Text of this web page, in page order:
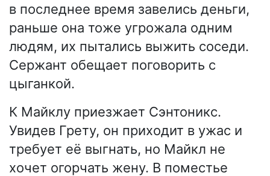
в последнее время завелись деньги,
раньше она тоже угрожала одним
людям, их пытались выжить соседи.
Сержант обещает поговорить с
цыганкой.
К Майклу приезжает Сэнтоникс.
Увидев Грету, он приходит в ужас и
требует её выгнать, но Майкл не
хочет огорчать жену. В поместье